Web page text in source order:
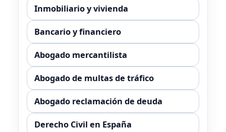
Inmobiliario y vivienda
Bancario y financiero
Abogado mercantilista
Abogado de multas de tráfico
Abogado reclamación de deuda
Derecho Civil en España